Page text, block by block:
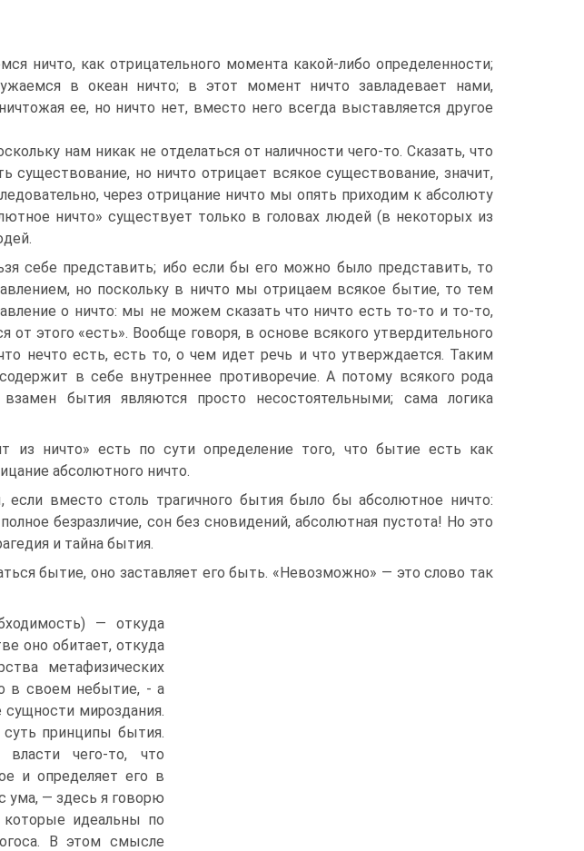
ничто, как отрицательного момента какой-либо определенности;
в океан ничто; в этот момент ничто завладевает нами,
ее, но ничто нет, вместо него всегда выставляется другое
нам никак не отделаться от наличности чего-то. Сказать, что
существование, но ничто отрицает всякое существование, значит,
через отрицание ничто мы опять приходим к абсолюту
ничто» существует только в головах людей (в некоторых из
себе представить; ибо если бы его можно было представить, то
но поскольку в ничто мы отрицаем всякое бытие, то тем
о ничто: мы не можем сказать что ничто есть то-то и то-то,
от этого «есть». Вообще говоря, в основе всякого утвердительного
нечто есть, есть то, о чем идет речь и что утверждается. Таким
в себе внутреннее противоречие. А потому всякого рода
бытия являются просто несостоятельными; сама логика
из ничто» есть по сути определение того, что бытие есть как
абсолютного ничто.
вместо столь трагичного бытия было бы абсолютное ничто:
безразличие, сон без сновидений, абсолютная пустота! Но это
и тайна бытия.
бытие, оно заставляет его быть. «Невозможно» — это слово так
— откуда
оно обитает, откуда
метафизических
в своем небытие, - а
мироздания.
принципы бытия.
чего-то, что
и определяет его в
ума, — здесь я говорю
идеальны по
В этом смысле